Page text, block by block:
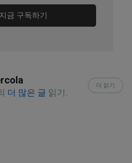
How to Do A Pushup
지금 구독하기
더 많은 글 읽기.
더 읽기